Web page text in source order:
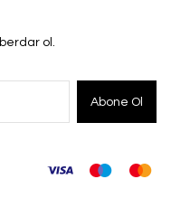
ol.
Abone Ol